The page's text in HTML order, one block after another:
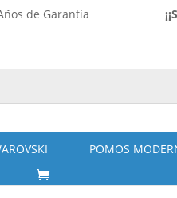
de Garantía
POMOS